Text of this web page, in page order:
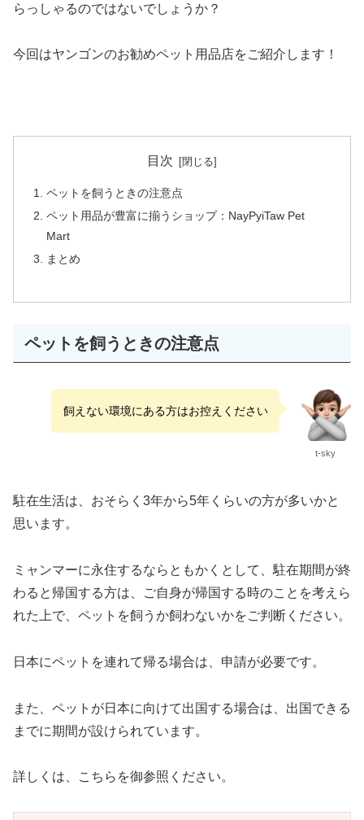
らっしゃるのではないでしょうか？
今回はヤンゴンのお勧めペット用品店をご紹介します！
目次
ペットを飼うときの注意点
ペット用品が豊富に揃うショップ：NayPyiTaw Pet
Mart
まとめ
ペットを飼うときの注意点
t-sky
飼えない環境にある方はお控えください
駐在生活は、おそらく3年から5年くらいの方が多いかと
思います。
ミャンマーに永住するならともかくとして、駐在期間が終
わると帰国する方は、ご自身が帰国する時のことを考えら
れた上で、ペットを飼うか飼わないかをご判断ください。
日本にペットを連れて帰る場合は、申請が必要です。
また、ペットが日本に向けて出国する場合は、出国できる
までに期間が設けられています。
詳しくは、こちらを御参照ください。